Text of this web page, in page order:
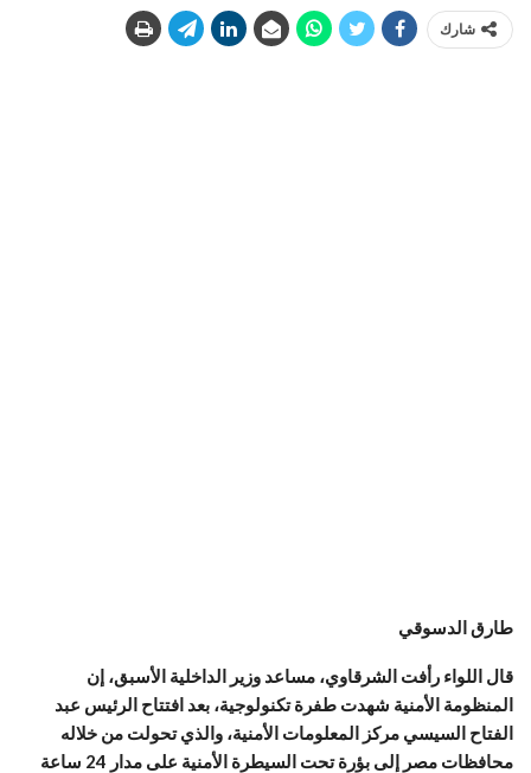
شارك
طارق الدسوقي
قال اللواء رأفت الشرقاوي، مساعد وزير الداخلية الأسبق، إن
المنظومة الأمنية شهدت طفرة تكنولوجية، بعد افتتاح الرئيس عبد
الفتاح السيسي مركز المعلومات الأمنية، والذي تحولت من خلاله
محافظات مصر إلى بؤرة تحت السيطرة الأمنية على مدار 24 ساعة